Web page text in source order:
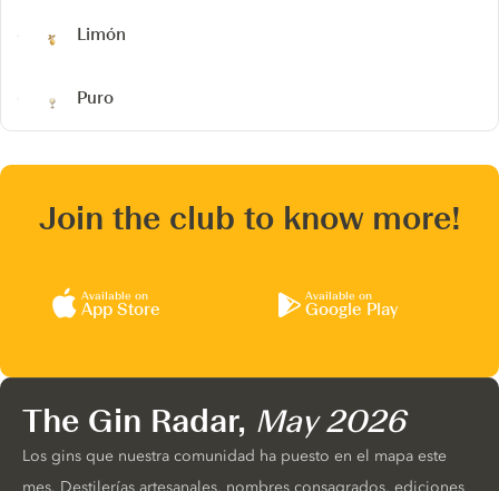
Limón
Puro
Join the club to know more!
Available on
App Store
Available on
Google Play
The Gin Radar, May 2026
Los gins que nuestra comunidad ha puesto en el mapa este
mes. Destilerías artesanales, nombres consagrados, ediciones